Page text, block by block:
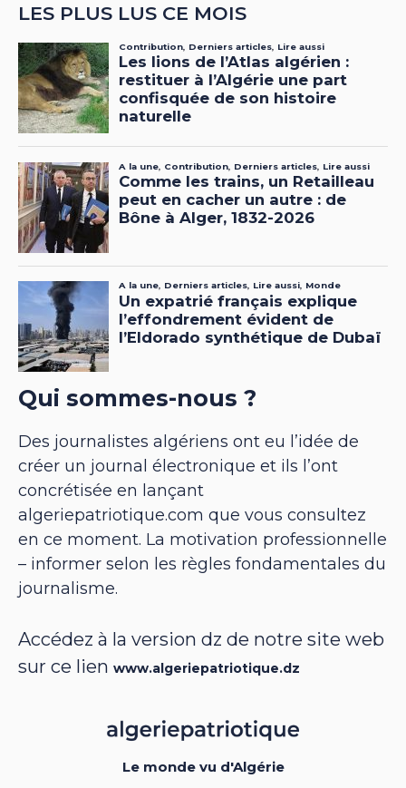
LES PLUS LUS CE MOIS
Qui sommes-nous ?
Des journalistes algériens ont eu l’idée de
créer un journal électronique et ils l’ont
concrétisée en lançant
algeriepatriotique.com que vous consultez
en ce moment. La motivation professionnelle
– informer selon les règles fondamentales du
journalisme.
Accédez à la version dz de notre site web
sur ce lien www.algeriepatriotique.dz
Le monde vu d'Algérie